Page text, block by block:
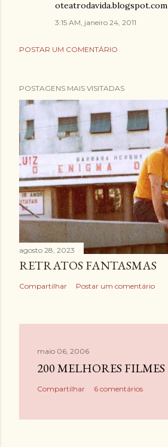
oteatrodavida.blogspot.com
3:15 AM, janeiro 24, 2011
POSTAR UM COMENTÁRIO
POSTAGENS MAIS VISITADAS
agosto 28, 2023
RETRATOS FANTASMAS
Compartilhar Postar um comentário
maio 06, 2006
200 MELHORES FILMES
Compartilhar 6 comentários